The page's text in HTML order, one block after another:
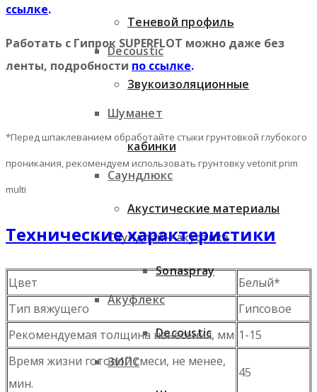
Decoustic
Шуманет
Саундлюкс
Саундлайн-акустика
Акуфлекс
ЗИПС
Теневой профиль
Звукоизоляционные
кабинки
Акустические материалы
Sonaspray
Decoustic
ссылке.
Работать с Гипрок SUPERFLOT можно даже без
ленты, подробности по ссылке.
*Перед шпаклеванием обработайте стыки грунтовкой глубокого
проникания, рекомендуем использовать грунтовку vetonit prim
multi
Технические характеристики
Цвет
Белый*
Тип вяжущего
Гипсовое
Рекомендуемая толщина нанесения, мм 1-15
Время жизни готовой смеси, не менее,
мин.
45